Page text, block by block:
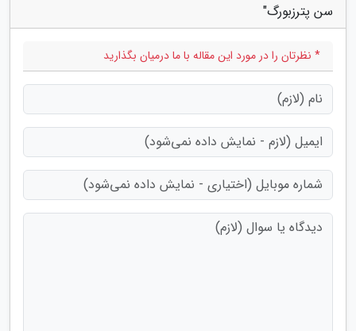
سن پترزبورگ"
* نظرتان را در مورد این مقاله با ما درمیان بگذارید